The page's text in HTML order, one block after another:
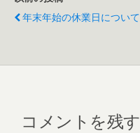
年末年始の休業日について
コメントを残す